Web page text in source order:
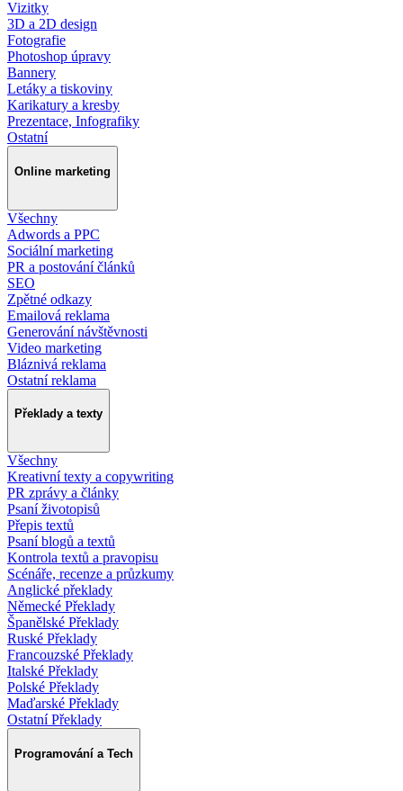
Vizitky
3D a 2D design
Fotografie
Photoshop úpravy
Bannery
Letáky a tiskoviny
Karikatury a kresby
Prezentace, Infografiky
Ostatní
Online marketing
Všechny
Adwords a PPC
Sociální marketing
PR a postování článků
SEO
Zpětné odkazy
Emailová reklama
Generování návštěvnosti
Video marketing
Bláznivá reklama
Ostatní reklama
Překlady a texty
Všechny
Kreativní texty a copywriting
PR zprávy a články
Psaní životopisů
Přepis textů
Psaní blogů a textů
Kontrola textů a pravopisu
Scénáře, recenze a průzkumy
Anglické překlady
Německé Překlady
Španělské Překlady
Ruské Překlady
Francouzské Překlady
Italské Překlady
Polské Překlady
Maďarské Překlady
Ostatní Překlady
Programování a Tech